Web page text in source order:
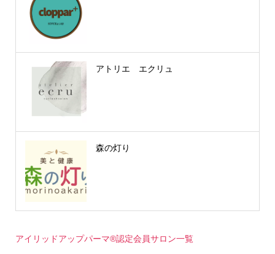
アトリエ エクリュ
森の灯り
アイリッドアップパーマ®認定会員サロン一覧